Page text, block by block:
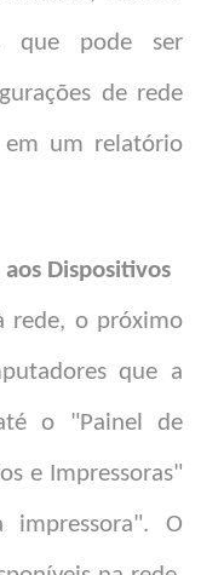
que pode ser
de rede
um relatório
Dispositivos
rede, o próximo
que a
o "Painel de
e Impressoras"
O